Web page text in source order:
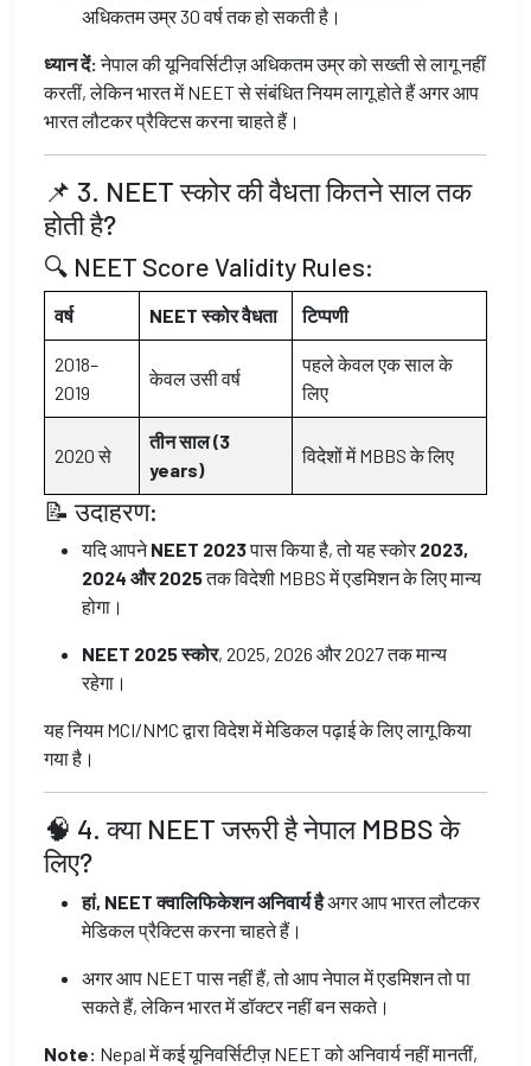
अधिकतम उम्र 30 वर्ष तक हो सकती है।
ध्यान दें:नेपाल की यूनिवर्सिटीज़ अधिकतम उम्र को सख्ती से लागू नहीं
करतीं, लेकिन भारत में NEET से संबंधित नियम लागू होते हैं अगर आप
भारत लौटकर प्रैक्टिस करना चाहते हैं।
📌 3. NEET स्कोर की वैधता कितने साल तक
होती है?
🔍 NEET Score Validity Rules:
वर्ष NEET स्कोर वैधता टिप्पणी
2018–
2019
केवल उसी वर्ष
पहले केवल एक साल के
लिए
2020 से
तीन साल (3
years)
विदेशों में MBBS के लिए
📝 उदाहरण:
यदि आपनेNEET 2023पास किया है, तो यह स्कोर 2023,
2024 और 2025तक विदेशी MBBS में एडमिशन के लिए मान्य
होगा।
NEET 2025 स्कोर, 2025, 2026 और 2027 तक मान्य
रहेगा।
यह नियम MCI/NMC द्वारा विदेश में मेडिकल पढ़ाई के लिए लागू किया
गया है।
🧠 4. क्या NEET जरूरी है नेपाल MBBS के
लिए?
हां, NEET क्वालिफिकेशन अनिवार्य हैअगर आप भारत लौटकर
मेडिकल प्रैक्टिस करना चाहते हैं।
अगर आप NEET पास नहीं हैं, तो आप नेपाल में एडमिशन तो पा
सकते हैं, लेकिन भारत में डॉक्टर नहीं बन सकते।
Note: Nepal में कई यूनिवर्सिटीज़ NEET को अनिवार्य नहीं मानतीं,